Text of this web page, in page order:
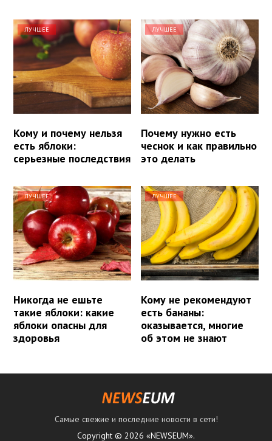
ЛУЧШЕЕ
Кому и почему нельзя
есть яблоки:
серьезные последствия
ЛУЧШЕЕ
Почему нужно есть
чеснок и как правильно
это делать
ЛУЧШЕЕ
Никогда не ешьте
такие яблоки: какие
яблоки опасны для
здоровья
ЛУЧШЕЕ
Кому не рекомендуют
есть бананы:
оказывается, многие
об этом не знают
Самые свежие и последние новости в сети!
Copyright © 2026 «NEWSEUM».